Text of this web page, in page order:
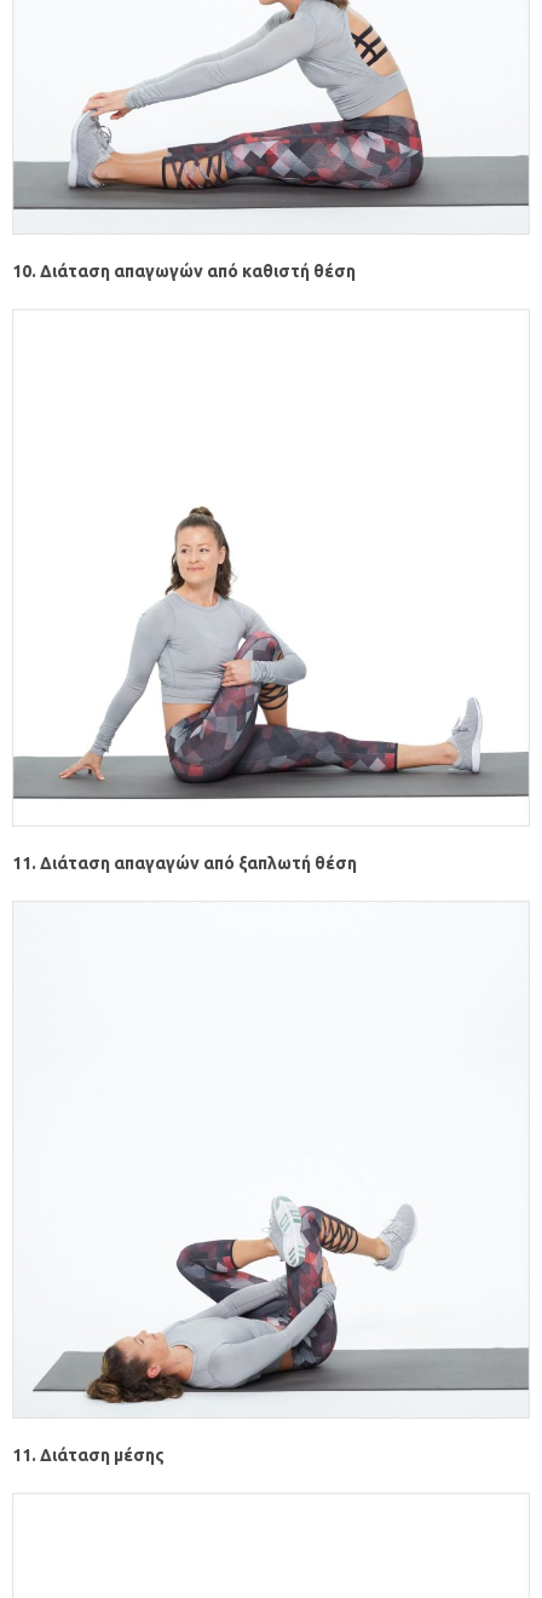
10. Διάταση απαγωγών από καθιστή θέση
11. Διάταση απαγαγών από ξαπλωτή θέση
11. Διάταση μέσης